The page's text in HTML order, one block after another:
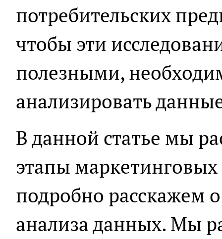
потребительских
чтобы эти
полезными,
анализировать
В данной статье мы
этапы
подробно расскажем
анализа данных. Мы